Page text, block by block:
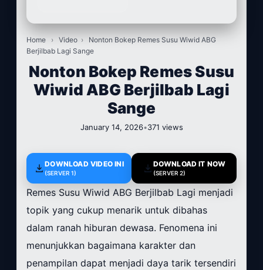
Home › Video ›
Nonton Bokep Remes Susu Wiwid ABG
Berjilbab Lagi Sange
Nonton Bokep Remes Susu
Wiwid ABG Berjilbab Lagi
Sange
January 14, 2026•371 views
DOWNLOAD VIDEO INI
(SERVER 1)
DOWNLOAD IT NOW
(SERVER 2)
Remes Susu Wiwid ABG Berjilbab Lagi menjadi
topik yang cukup menarik untuk dibahas
dalam ranah hiburan dewasa. Fenomena ini
menunjukkan bagaimana karakter dan
penampilan dapat menjadi daya tarik tersendiri